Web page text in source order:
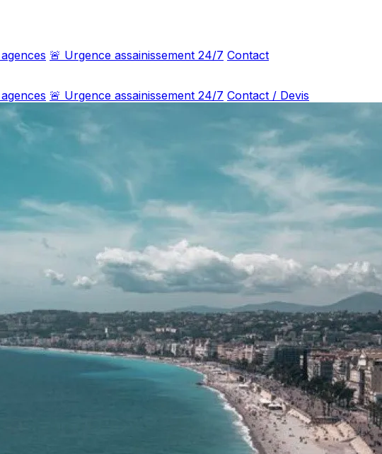
🚨 Urgence assainissement 24/7 Contact
🚨 Urgence assainissement 24/7 Contact / Devis